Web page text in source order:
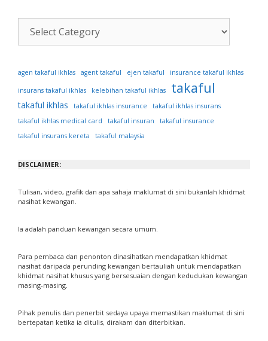
Kategori
Artikel
agen takaful ikhlas agent takaful ejen takaful insurance takaful ikhlas
insurans takaful ikhlas kelebihan takaful ikhlas takaful
takaful ikhlas takaful ikhlas insurance
takaful ikhlas insurans
takaful ikhlas medical card
takaful insuran
takaful insurance
takaful insurans kereta
takaful malaysia
DISCLAIMER:
Tulisan, video, grafik dan apa sahaja maklumat di sini bukanlah khidmat
nasihat kewangan.
Ia adalah panduan kewangan secara umum.
Para pembaca dan penonton dinasihatkan mendapatkan khidmat
nasihat daripada perunding kewangan bertauliah untuk mendapatkan
khidmat nasihat khusus yang bersesuaian dengan kedudukan kewangan
masing-masing.
Pihak penulis dan penerbit sedaya upaya memastikan maklumat di sini
bertepatan ketika ia ditulis, dirakam dan diterbitkan.